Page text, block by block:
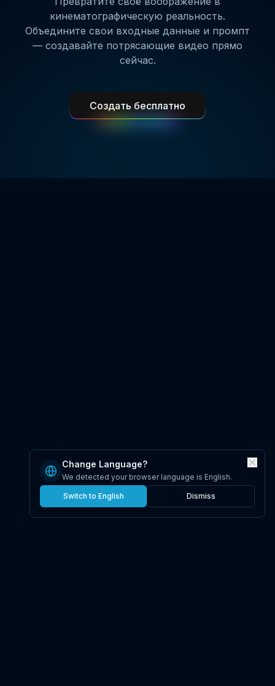
кинематографическую реальность.
Объедините свои входные данные и промпт
— создавайте потрясающие видео прямо
сейчас.
Создать бесплатно
Change Language?
We detected your browser language is English.
Switch to English Dismiss